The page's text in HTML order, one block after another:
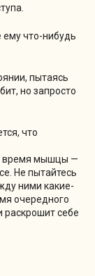
ему что-нибудь
пытаясь
но запросто
что
время мышцы —
Не пытайтесь
ними какие-
очередного
раскрошит себе